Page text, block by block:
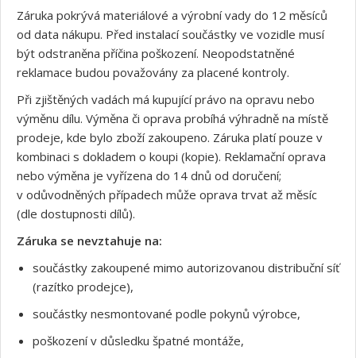
Záruka pokrývá materiálové a výrobní vady do 12 měsíců
od data nákupu. Před instalací součástky ve vozidle musí
být odstraněna příčina poškození. Neopodstatněné
reklamace budou považovány za placené kontroly.
Při zjištěných vadách má kupující právo na opravu nebo
výměnu dílu. Výměna či oprava probíhá výhradně na místě
prodeje, kde bylo zboží zakoupeno. Záruka platí pouze v
kombinaci s dokladem o koupi (kopie). Reklamační oprava
nebo výměna je vyřízena do 14 dnů od doručení;
v odůvodněných případech může oprava trvat až měsíc
(dle dostupnosti dílů).
Záruka se nevztahuje na:
součástky zakoupené mimo autorizovanou distribuční síť
(razítko prodejce),
součástky nesmontované podle pokynů výrobce,
poškození v důsledku špatné montáže,
Souhlasím s GDPR